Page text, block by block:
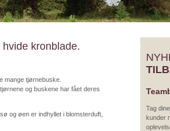
kronblade.
mange tjørnebuske.
og buskene har fået deres
og øen er indhyllet i blomsterduft,
Tag
kunder